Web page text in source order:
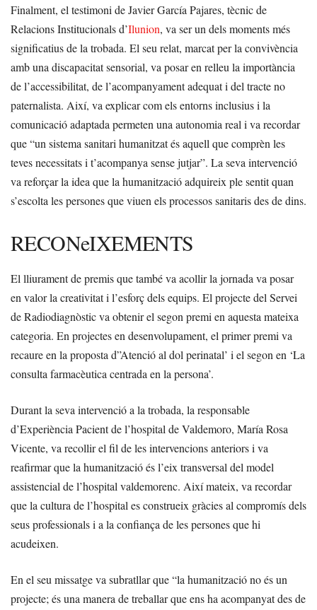
Finalment, el testimoni de Javier García Pajares, tècnic de
Relacions Institucionals d’Ilunion, va ser un dels moments més
significatius de la trobada. El seu relat, marcat per la convivència
amb una discapacitat sensorial, va posar en relleu la importància
de l’accessibilitat, de l’acompanyament adequat i del tracte no
paternalista. Així, va explicar com els entorns inclusius i la
comunicació adaptada permeten una autonomia real i va recordar
que “un sistema sanitari humanitzat és aquell que comprèn les
teves necessitats i t’acompanya sense jutjar”. La seva intervenció
va reforçar la idea que la humanització adquireix ple sentit quan
s’escolta les persones que viuen els processos sanitaris des de dins.
RECONeIXEMENTS
El lliurament de premis que també va acollir la jornada va posar
en valor la creativitat i l’esforç dels equips. El projecte del Servei
de Radiodiagnòstic va obtenir el segon premi en aquesta mateixa
categoria. En projectes en desenvolupament, el primer premi va
recaure en la proposta d”Atenció al dol perinatal’ i el segon en ‘La
consulta farmacèutica centrada en la persona’.
Durant la seva intervenció a la trobada, la responsable
d’Experiència Pacient de l’hospital de Valdemoro, María Rosa
Vicente, va recollir el fil de les intervencions anteriors i va
reafirmar que la humanització és l’eix transversal del model
assistencial de l’hospital valdemorenc. Així mateix, va recordar
que la cultura de l’hospital es construeix gràcies al compromís dels
seus professionals i a la confiança de les persones que hi
acudeixen.
En el seu missatge va subratllar que “la humanització no és un
projecte; és una manera de treballar que ens ha acompanyat des de